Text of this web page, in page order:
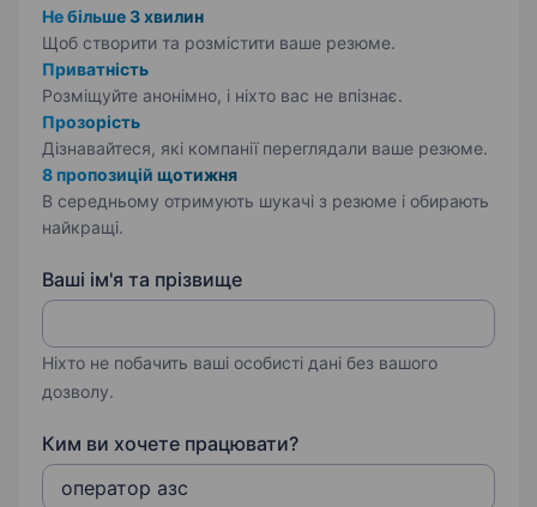
Не більше 3 хвилин
Щоб створити та розмістити ваше резюме.
Приватність
Розміщуйте анонімно, і ніхто вас не впізнає.
Прозорість
Дізнавайтеся, які компанії переглядали ваше резюме.
8 пропозицій щотижня
В середньому отримують шукачі з резюме і обирають
найкращі.
Ваші ім'я та прізвище
Ніхто не побачить ваші особисті дані без вашого
дозволу.
Ким ви хочете працювати?